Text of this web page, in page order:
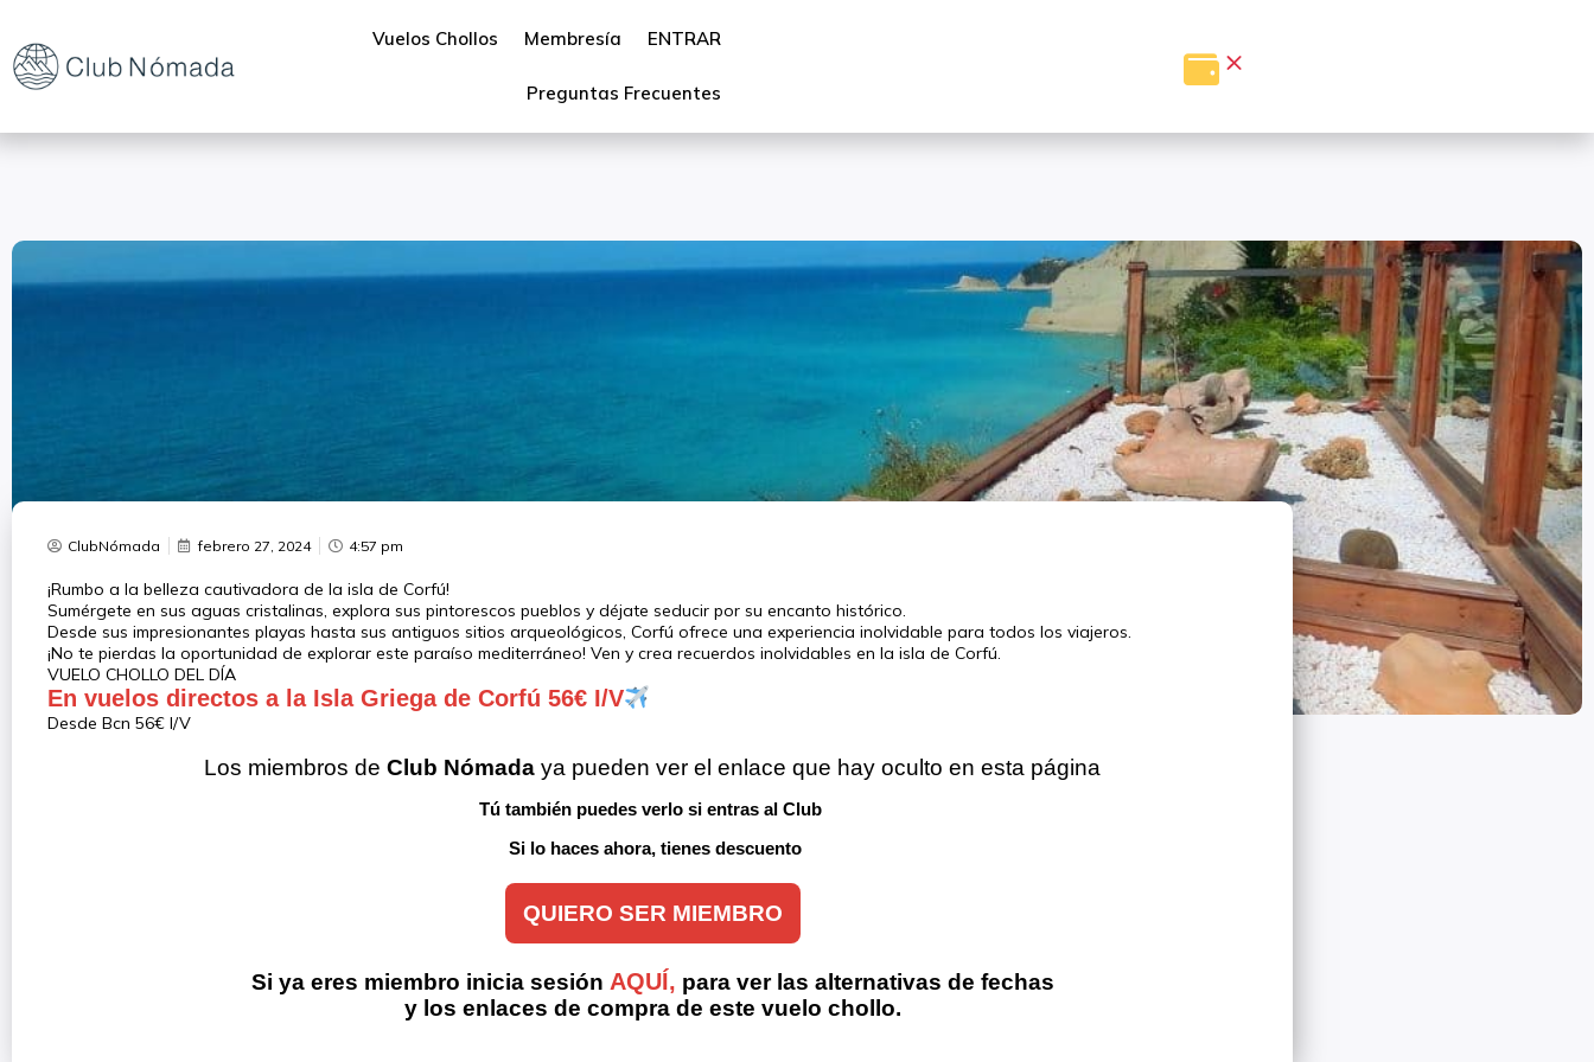
Vuelos Chollos Membresía ENTRAR
Preguntas Frecuentes
ClubNómada febrero 27, 2024 4:57 pm
¡Rumbo a la belleza cautivadora de la isla de Corfú!
Sumérgete en sus aguas cristalinas, explora sus pintorescos pueblos y déjate seducir por su encanto histórico.
Desde sus impresionantes playas hasta sus antiguos sitios arqueológicos, Corfú ofrece una experiencia inolvidable para todos los viajeros.
¡No te pierdas la oportunidad de explorar este paraíso mediterráneo! Ven y crea recuerdos inolvidables en la isla de Corfú.
VUELO CHOLLO DEL DÍA
En vuelos directos a la Isla Griega de Corfú 56€ I/V
Desde Bcn 56€ I/V
Los miembros de Club Nómada ya pueden ver el enlace que hay oculto en esta página
Tú también puedes verlo si entras al Club
Si lo haces ahora, tienes descuento
QUIERO SER MIEMBRO
Si ya eres miembro inicia sesión AQUÍ, para ver las alternativas de fechas
y los enlaces de compra de este vuelo chollo.